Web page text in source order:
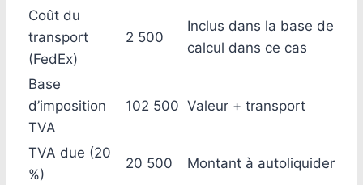
Coût du
transport
(FedEx)
2 500
Inclus dans la base de
calcul dans ce cas
Base
d’imposition
TVA
102 500 Valeur + transport
TVA due (20
%)
20 500 Montant à autoliquider